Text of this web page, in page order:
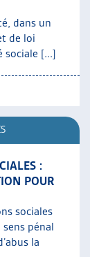
dans un
de loi
sociale [...]
:
POUR
sociales
pénal
la